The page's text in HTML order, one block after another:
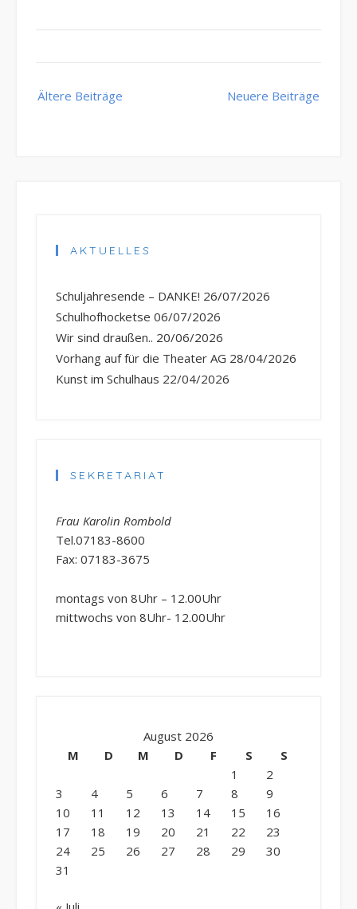
Beitragsnavigation
Ältere Beiträge Neuere Beiträge
AKTUELLES
Schuljahresende – DANKE! 26/07/2026
Schulhofhocketse 06/07/2026
Wir sind draußen.. 20/06/2026
Vorhang auf für die Theater AG 28/04/2026
Kunst im Schulhaus 22/04/2026
SEKRETARIAT
Frau Karolin Rombold
Tel.07183-8600
Fax: 07183-3675
montags von 8Uhr – 12.00Uhr
mittwochs von 8Uhr- 12.00Uhr
August 2026
M
D M D F S
S
1
2
3
4 5 6 7 8
9
10
11 12 13 14 15
16
17
18 19 20 21 22
23
24
25 26 27 28 29
30
31